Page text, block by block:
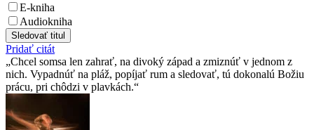
E-kniha
Audiokniha
Sledovať titul
Pridať citát
Chcel somsa len zahrať, na divoký západ a zmiznúť v jednom z
nich. Vypadnúť na pláž, popíjať rum a sledovať, tú dokonalú Božiu
prácu, pri chôdzi v plavkách.